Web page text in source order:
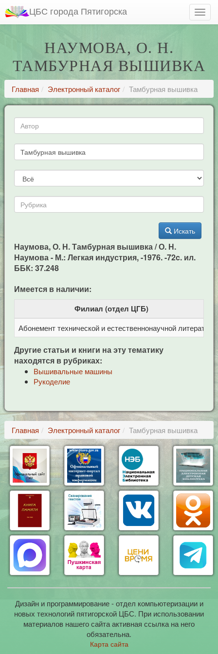
ЦБС города Пятигорска
НАУМОВА, О. Н.
ТАМБУРНАЯ ВЫШИВКА
Главная Электронный каталог Тамбурная вышивка
Искать
Наумова, О. Н. Тамбурная вышивка / О. Н.
Наумова - М.: Легкая индустрия, -1976. -72c. ил.
ББК: 37.248
Имеется в наличии:
Филиал (отдел ЦГБ)
Абонемент технической и естественнонаучной литерат
Другие статьи и книги на эту тематику
находятся в рубриках:
Вышивальные машины
Рукоделие
Главная Электронный каталог Тамбурная вышивка
Дизайн и программирование - отдел компьютеризации и
новых технологий пятигорской ЦБС. При использовании
материалов нашего сайта активная ссылка на него
обязательна.
Карта сайта